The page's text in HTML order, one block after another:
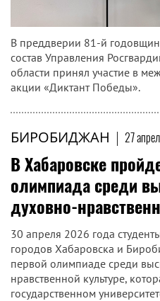
В преддверии 81-й
состав Управления
области принял участие в
акции «Диктант Победы».
БИРОБИДЖАН | 27
В Хабаровске
олимпиада среди
духовно-
30 апреля 2026 года
городов Хабаровска и
первой олимпиаде среди
нравственной культуре,
государственном